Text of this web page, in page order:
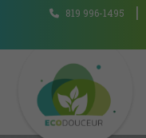
819 996-1495